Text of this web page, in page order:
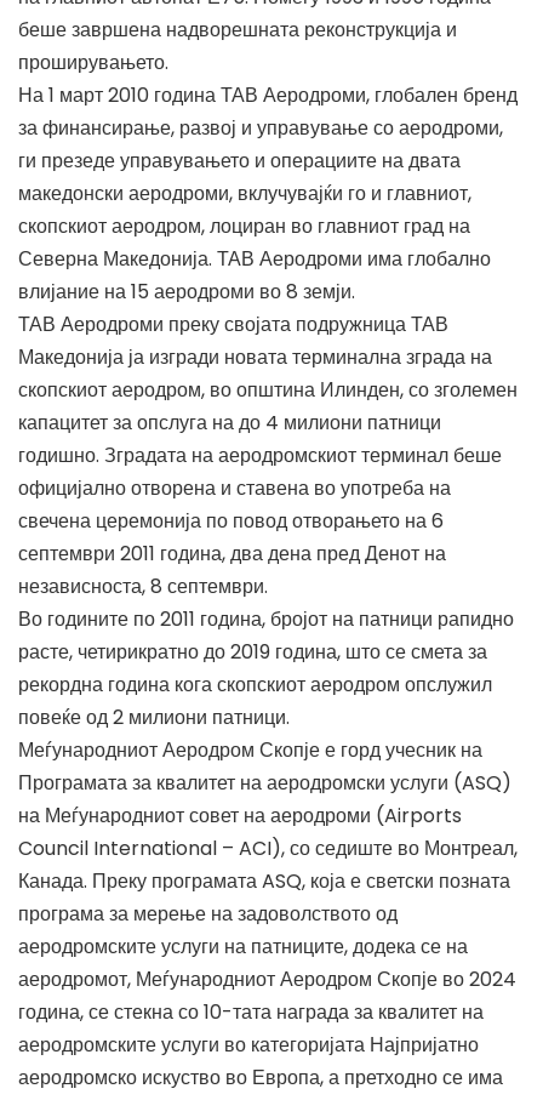
беше завршена надворешната реконструкција и
проширувањето.
На 1 март 2010 година ТАВ Аеродроми, глобален бренд
за финансирање, развој и управување со аеродроми,
ги презеде управувањето и операциите на двата
македонски аеродроми, вклучувајќи го и главниот,
скопскиот аеродром, лоциран во главниот град на
Северна Македонија. ТАВ Аеродроми има глобално
влијание на 15 аеродроми во 8 земји.
ТАВ Аеродроми преку својата подружница ТАВ
Македонија ја изгради новата терминална зграда на
скопскиот аеродром, во општина Илинден, со зголемен
капацитет за опслуга на до 4 милиони патници
годишно. Зградата на аеродромскиот терминал беше
официјално отворена и ставена во употреба на
свечена церемонија по повод отворањето на 6
септември 2011 година, два дена пред Денот на
независноста, 8 септември.
Во годините по 2011 година, бројот на патници рапидно
расте, четирикратно до 2019 година, што се смета за
рекордна година кога скопскиот аеродром опслужил
повеќе од 2 милиони патници.
Меѓународниот Аеродром Скопје е горд учесник на
Програмата за квалитет на аеродромски услуги (ASQ)
на Меѓународниот совет на аеродроми (Airports
Council International – ACI), со седиште во Монтреал,
Канада. Преку програмата ASQ, која е светски позната
програма за мерење на задоволството од
аеродромските услуги на патниците, додека се на
аеродромот, Меѓународниот Аеродром Скопје во 2024
година, се стекна со 10-тата награда за квалитет на
аеродромските услуги во категоријата Најпријатно
аеродромско искуство во Европа, а претходно се има